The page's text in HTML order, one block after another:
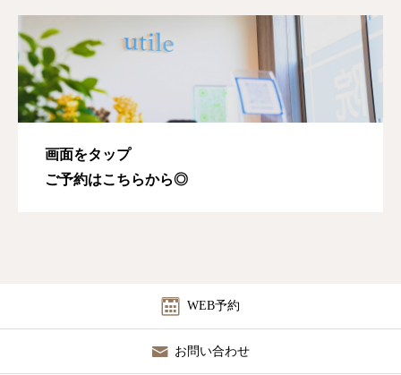
画面をタップ
ご予約はこちらから◎
WEB予約
お問い合わせ